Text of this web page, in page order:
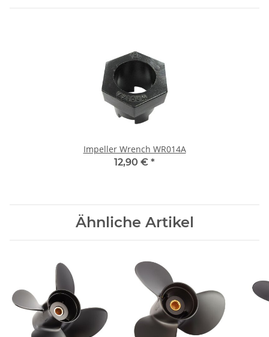
Impeller Wrench WR014A
12,90 € *
Ähnliche Artikel